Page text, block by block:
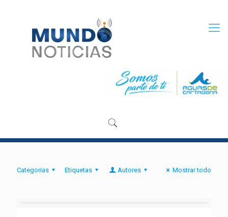
Categorias Etiquetas Autores Mostrar todo